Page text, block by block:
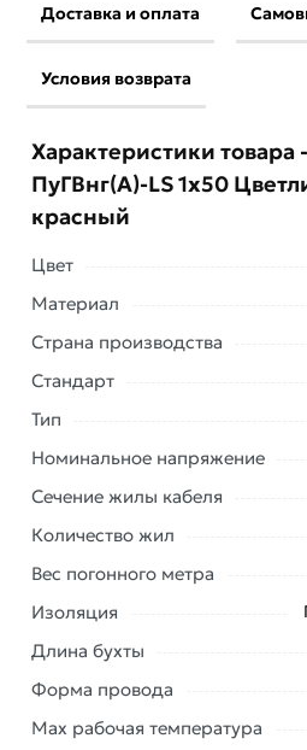
Доставка и оплата
Условия возврата
Условия доставки и цены на
Провод медный гибкий ПВ3
Москве и области.
Наши профессиональные
заказ и свяжутся с Вами для
онлайн заказа рекомендуем
описанием, характеристиками
Данний товар от
Характеристики товара
ПуГВнг(А)-LS 1х50
красный
Цвет
Материал
Страна производства
Стандарт
Тип
Номинальное напряжение
Сечение жилы кабеля
Количество жил
Вес погонного метра
Изоляция
Длина бухты
Форма провода
Max рабочая температура